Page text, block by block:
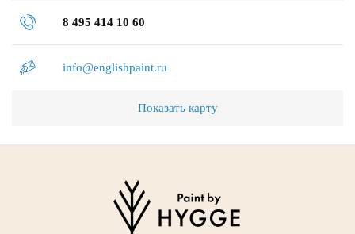
8 495 414 10 60
info@englishpaint.ru
Показать карту